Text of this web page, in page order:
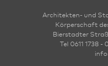
Architekten- und
Körperschaft
Bierstadter
Tel 0611 1738 -
info